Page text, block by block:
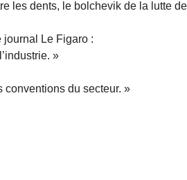
les dents, le bolchevik de la lutte
journal Le Figaro :
»
conventions du secteur. »